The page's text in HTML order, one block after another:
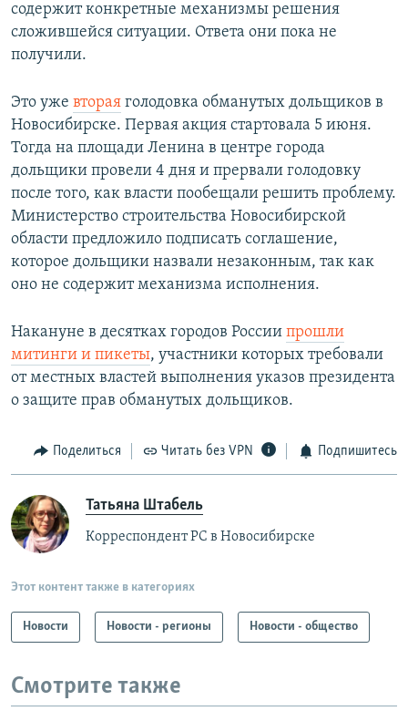
содержит конкретные механизмы решения
сложившейся ситуации. Ответа они пока не
получили.
Это уже вторая голодовка обманутых дольщиков в
Новосибирске. Первая акция стартовала 5 июня.
Тогда на площади Ленина в центре города
дольщики провели 4 дня и прервали голодовку
после того, как власти пообещали решить проблему.
Министерство строительства Новосибирской
области предложило подписать соглашение,
которое дольщики назвали незаконным, так как
оно не содержит механизма исполнения.
Накануне в десятках городов России прошли
митинги и пикеты, участники которых требовали
от местных властей выполнения указов президента
о защите прав обманутых дольщиков.
Поделиться Читать без VPN Подпишитесь
Татьяна Штабель
Корреспондент РС в Новосибирске
Этот контент также в категориях
Новости Новости - регионы Новости - общество
Смотрите также